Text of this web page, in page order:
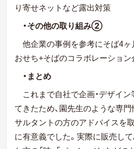
り寄せネットなど露出対策
・その他の取り組み②
他企業の事例を参考にそば4ヶ
おせち+そばのコラボレーション
・まとめ
これまで自社で企画・デザイ
てきたため、園先生のような専
サルタントの方のアドバイスを
に有意義でした。実際に販売し